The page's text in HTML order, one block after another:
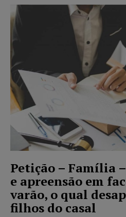
Petição – Família
e apreensão em
varão, o qual
filhos do casal